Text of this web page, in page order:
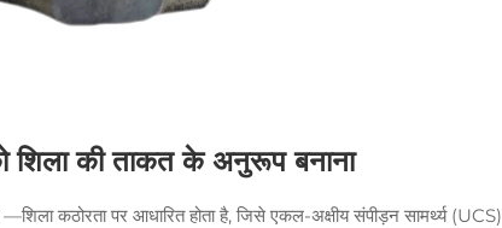
शिला की ताकत के अनुरूप बनाना
—शिला कठोरता पर आधारित होता है, जिसे एकल-अक्षीय संपीड़न सामर्थ्य (UCS)